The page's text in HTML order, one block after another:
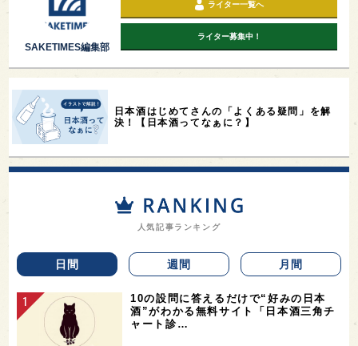
SAKETIMES編集部
ライター一覧へ
ライター募集中！
日本酒はじめてさんの「よくある疑問」を解
決！【日本酒ってなぁに？】
人気記事ランキング
日間 週間 月間
10の設問に答えるだけで“好みの日本
酒”がわかる無料サイト「日本酒三角チ
ャート診…